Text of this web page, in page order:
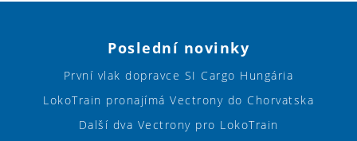
Poslední novinky
První vlak dopravce SI Cargo Hungária
LokoTrain pronajímá Vectrony do Chorvatska
Další dva Vectrony pro LokoTrain